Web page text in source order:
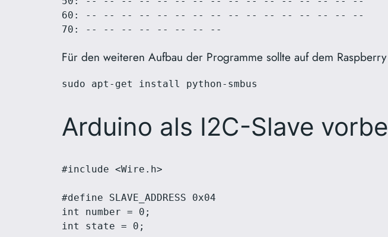
60: -- -- -- -- -- -- -- -- -- -- -- -- -- -- -- --
70: -- -- -- -- -- -- -- --
Für den weiteren Aufbau der Programme sollte auf dem
sudo apt-get install python-smbus
Arduino als I2C-Slave
#include <Wire.h>
#define SLAVE_ADDRESS 0x04
int number = 0;
int state = 0;